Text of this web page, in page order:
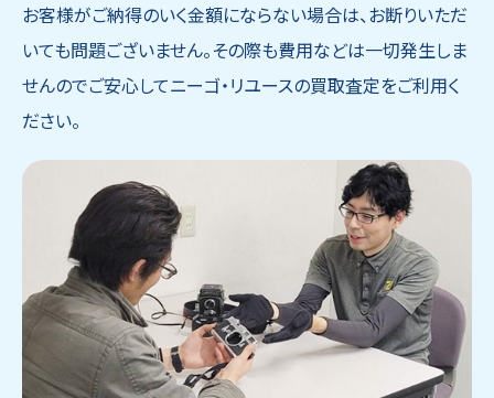
ウェブから1分
かんたん査定見積
フリーダイヤル
0120-1212-25
お客様がご納得のいく金額にならない場合は、お断りいただ
いても問題ございません。その際も費用などは一切発生しま
せんのでご安心してニーゴ・リユースの買取査定をご利用く
ださい。